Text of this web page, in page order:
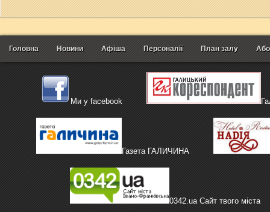
Головна Новини Афіша Персоналії План залу
Ми у facebook
Газета ГАЛИЧИНА
0342.ua Сайт твого міста